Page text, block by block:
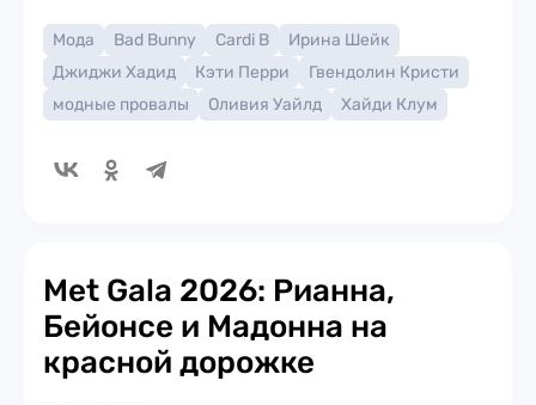
Мода Bad Bunny Cardi B
Ирина Шейк
Джиджи Хадид
Кэти Перри
Гвендолин Кристи
модные провалы
Оливия Уайлд Хайди Клум
Met Gala 2026: Рианна,
Бейонсе и Мадонна на
красной дорожке